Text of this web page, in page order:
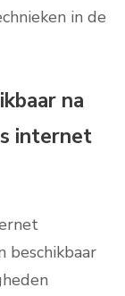
in de
na
internet
beschikbaar